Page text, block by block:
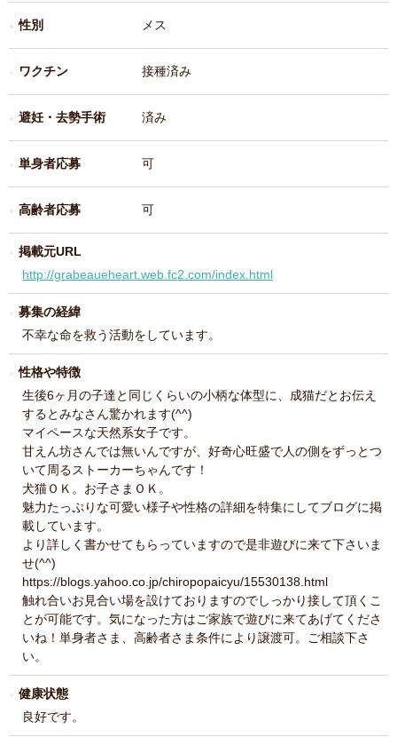
性別 メス
ワクチン 接種済み
避妊・去勢手術 済み
単身者応募 可
高齢者応募 可
掲載元URL
http://grabeaueheart.web.fc2.com/index.html
募集の経緯
不幸な命を救う活動をしています。
性格や特徴
生後6ヶ月の子達と同じくらいの小柄な体型に、成猫だとお伝え
するとみなさん驚かれます(^^)
マイペースな天然系女子です。
甘えん坊さんでは無いんですが、好奇心旺盛で人の側をずっとつ
いて周るストーカーちゃんです！
犬猫ＯＫ。お子さまＯＫ。
魅力たっぷりな可愛い様子や性格の詳細を特集にしてブログに掲
載しています。
より詳しく書かせてもらっていますので是非遊びに来て下さいま
せ(^^)
https://blogs.yahoo.co.jp/chiropopaicyu/15530138.html
触れ合いお見合い場を設けておりますのでしっかり接して頂くこ
とが可能です。気になった方はご家族で遊びに来てあげてくださ
いね！単身者さま、高齢者さま条件により譲渡可。ご相談下さ
い。
健康状態
良好です。